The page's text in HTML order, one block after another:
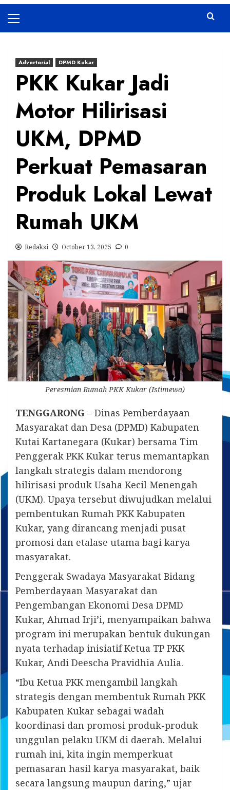
Menu
Advertorial DPMD Kukar
PKK Kukar Jadi
Motor Hilirisasi
UKM, DPMD
Perkuat Pemasaran
Produk Lokal Lewat
Rumah UKM
Redaksi October 13, 2025 0
Peresmian Rumah PKK Kukar (Istimewa)
TENGGARONG – Dinas Pemberdayaan
Masyarakat dan Desa (DPMD) Kabupaten
Kutai Kartanegara (Kukar) bersama Tim
Penggerak PKK Kukar terus memantapkan
langkah strategis dalam mendorong
hilirisasi produk Usaha Kecil Menengah
(UKM). Upaya tersebut diwujudkan melalui
pembentukan Rumah PKK Kabupaten
Kukar, yang dirancang menjadi pusat
promosi dan etalase utama bagi karya
masyarakat.
Penggerak Swadaya Masyarakat Bidang
Pemberdayaan Masyarakat dan
Pengembangan Ekonomi Desa DPMD
Kukar, Ahmad Irji’i, menyampaikan bahwa
program ini merupakan bentuk dukungan
nyata terhadap inisiatif Ketua TP PKK
Kukar, Andi Deescha Pravidhia Aulia.
“Ibu Ketua PKK mengambil langkah
strategis dengan membentuk Rumah PKK
Kabupaten Kukar sebagai wadah
koordinasi dan promosi produk-produk
unggulan pelaku UKM di daerah. Melalui
rumah ini, kita ingin memperkuat
pemasaran hasil karya masyarakat, baik
secara langsung maupun daring,” ujar